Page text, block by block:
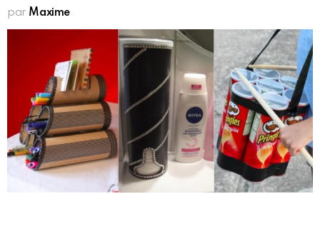
par Maxime